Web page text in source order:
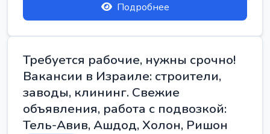
Подробнее
Требуется рабочие, нужны срочно!
Вакансии в Израиле: строители,
заводы, клининг. Свежие
объявления, работа с подвозкой:
Тель-Авив, Ашдод, Холон, Ришон